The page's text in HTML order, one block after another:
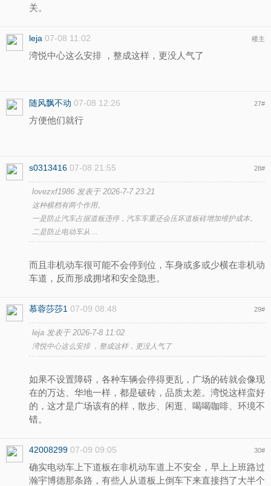
关。
leja 07-08 11:02 楼主
湾悦中心这么安排 ，整成这样，更没人气了
随风飘不动 07-08 12:26 27#
方便他们就行
s0313416 07-08 21:55 28#
lovezxf1986 发表于 2026-7-7 23:21
这种横档有两个作用。
一是防止汽车占据道板违停，汽车车重还会压坏道板砖增加维护成本。
二是防止电动车从 ...
而且非机动车很可能不会停到位，车身或多或少横在非机动
车道，反而形成拥堵和安全隐患。
慕蓉莎莎1 07-09 08:48 29#
leja 发表于 2026-7-8 11:02
湾悦中心这么安排 ，整成这样，更没人气了
如果不设置障碍，各种车辆会停得更乱，广场的砖就会像现
在的万达、华地一样，都是破砖，品质太差。湾悦这样蛮好
的，这才是广场该有的样，散步、闲逛、喝喝咖啡、环境不
错。
42008299 07-09 09:05 30#
确实电动车上下道板在非机动车道上不安全，早上上班路过
瀚宇博德那条路，有些人从道板上倒车下来直接挡了大半个